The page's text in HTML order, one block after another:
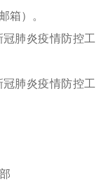
箱）。
肺炎疫情防控工
炎疫情防控工